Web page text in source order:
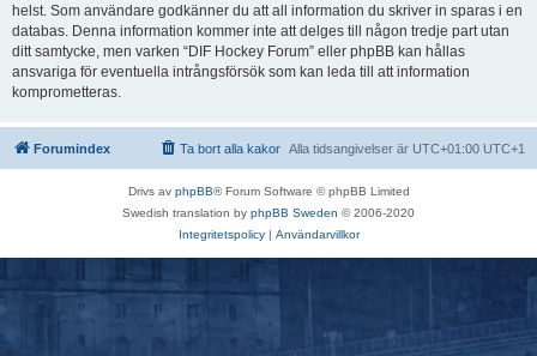
helst. Som användare godkänner du att all information du skriver in sparas i en
databas. Denna information kommer inte att delges till någon tredje part utan
ditt samtycke, men varken “DIF Hockey Forum” eller phpBB kan hållas
ansvariga för eventuella intrångsförsök som kan leda till att information
komprometteras.
Forumindex Alla tidsangivelser är UTC+01:00 UTC+1
Ta bort alla kakor
Drivs av phpBB® Forum Software © phpBB Limited
Swedish translation by phpBB Sweden © 2006-2020
Integritetspolicy| Användarvillkor